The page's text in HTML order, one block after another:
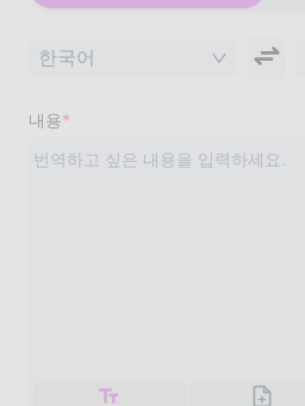
한국어
내용*